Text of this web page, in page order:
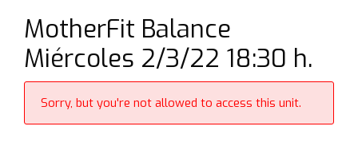
MotherFit Balance
Miércoles 2/3/22 18:30 h.
Sorry, but you're not allowed to access this unit.